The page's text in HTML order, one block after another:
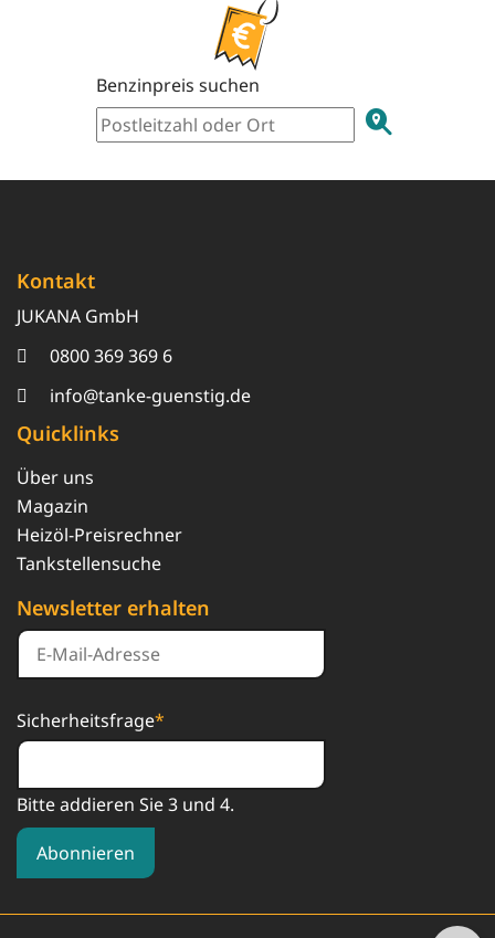
Benzinpreis suchen
Kontakt
JUKANA GmbH
0800 369 369 6
info@tanke-guenstig.de
Quicklinks
Über uns
Magazin
Heizöl-Preisrechner
Tankstellensuche
Newsletter erhalten
Sicherheitsfrage*
Bitte addieren Sie 3 und 4.
Abonnieren